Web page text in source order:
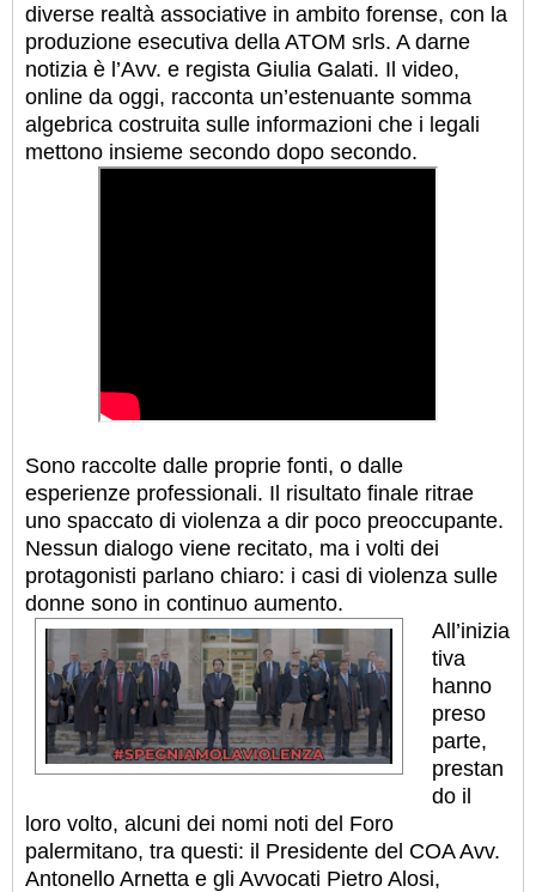
diverse realtà associative in ambito forense, con la
produzione esecutiva della ATOM srls. A darne
notizia è l’Avv. e regista Giulia Galati. Il video,
online da oggi, racconta un’estenuante somma
algebrica costruita sulle informazioni che i legali
mettono insieme secondo dopo secondo.
Sono raccolte dalle proprie fonti, o dalle
esperienze professionali. Il risultato finale ritrae
uno spaccato di violenza a dir poco preoccupante.
Nessun dialogo viene recitato, ma i volti dei
protagonisti parlano chiaro: i casi di violenza sulle
donne sono in continuo aumento.
All’inizia
tiva
hanno
preso
parte,
prestan
do il
loro volto, alcuni dei nomi noti del Foro
palermitano, tra questi: il Presidente del COA Avv.
Antonello Arnetta e gli Avvocati Pietro Alosi,